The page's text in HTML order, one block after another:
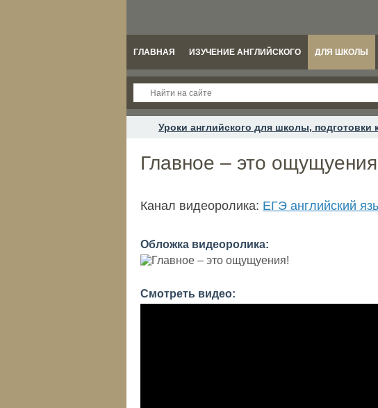
ГЛАВНАЯ ИЗУЧЕНИЕ АНГЛИЙСКОГО ДЛЯ ШКОЛЫ
Уроки английского для школы, подготовки
Главное – это
Канал видеоролика: ЕГЭ английский
Обложка видеоролика:
Смотреть видео: